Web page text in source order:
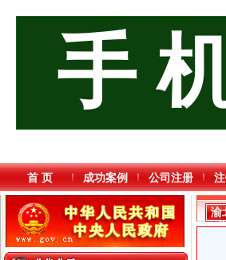
手
首 页 成功案例 公司注册
渝